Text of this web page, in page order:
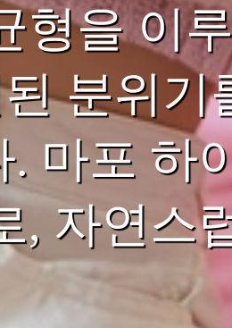
형을 이
분위기
마포 하
, 자연스